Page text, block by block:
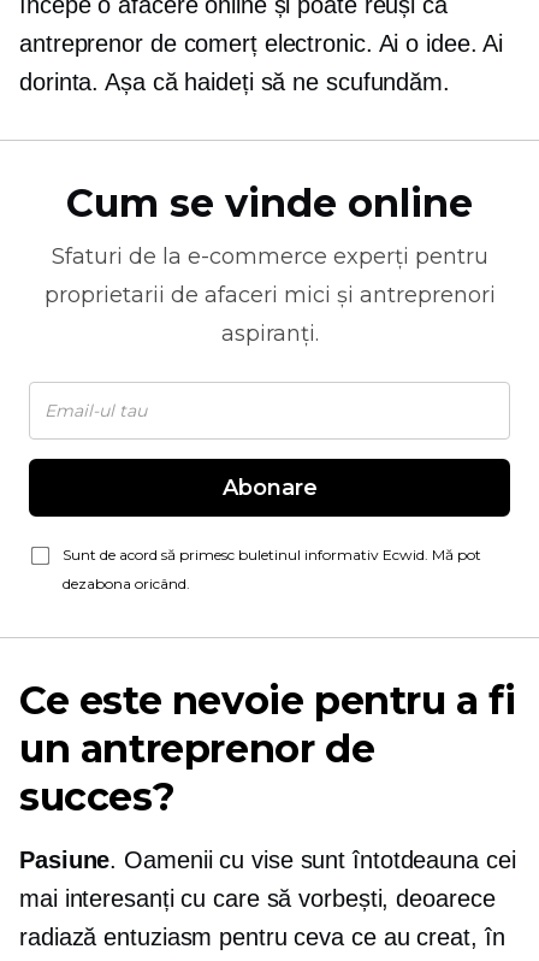
antreprenor de comerț electronic. Ai o idee. Ai
dorinta. Așa că haideți să ne scufundăm.
Cum se vinde online
Sfaturi de la e-commerce experți pentru
proprietarii de afaceri mici și antreprenori
aspiranți.
Abonare
Sunt de acord să primesc buletinul informativ Ecwid. Mă pot
dezabona oricând.
Ce este nevoie pentru a fi
un antreprenor de
succes?
Pasiune. Oamenii cu vise sunt întotdeauna cei
mai interesanți cu care să vorbești, deoarece
radiază entuziasm pentru ceva ce au creat, în